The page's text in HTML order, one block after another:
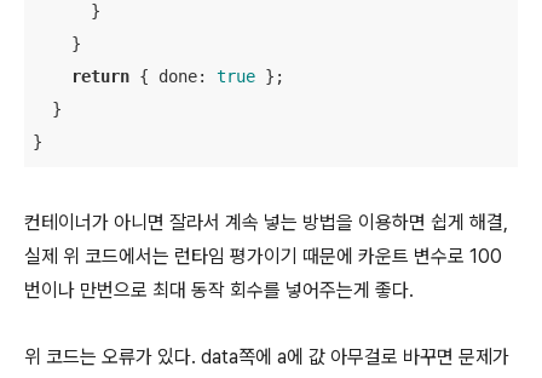
      }
    }
return { done: true };
  }
}
컨테이너가 아니면 잘라서 계속 넣는 방법을 이용하면 쉽게 해결,
실제 위 코드에서는 런타임 평가이기 때문에 카운트 변수로 100
번이나 만번으로 최대 동작 회수를 넣어주는게 좋다.
위 코드는 오류가 있다. data쪽에 a에 값 아무걸로 바꾸면 문제가